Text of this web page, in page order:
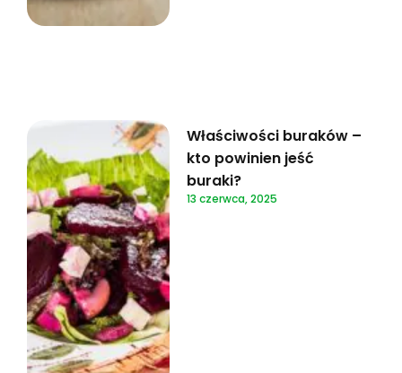
Właściwości buraków –
kto powinien jeść
buraki?
13 czerwca, 2025